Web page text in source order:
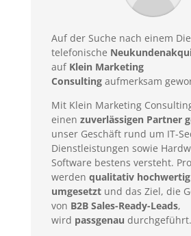
Auf der Suche nach einem
telefonische
auf Klein Marketing
Consulting aufmerksam
Mit Klein Marketing
einen zuverlässigen Partner
unser Geschäft rund um IT-
Dienstleistungen sowie
Software bestens versteht.
werden qualitativ hochwertig
umgesetzt und das Ziel, die
von B2B Sales-Ready-Leads,
wird passgenau durchgeführt.